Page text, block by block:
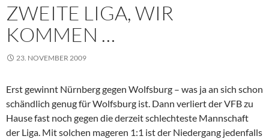
ZWEITE LIGA, WIR
KOMMEN …
23. NOVEMBER 2009
Erst gewinnt Nürnberg gegen Wolfsburg – was ja an sich schon
schändlich genug für Wolfsburg ist. Dann verliert der VFB zu
Hause fast noch gegen die derzeit schlechteste Mannschaft
der Liga. Mit solchen mageren 1:1 ist der Niedergang jedenfalls